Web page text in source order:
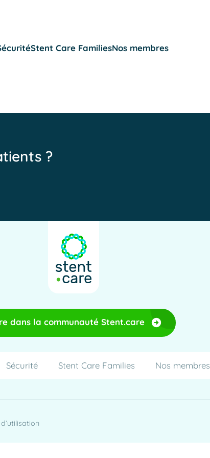
Stent Care FamiliesNos membres
?
dans la communauté Stent.care
Sécurité Stent Care Families Nos membres